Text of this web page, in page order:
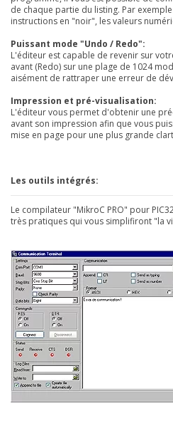
de chaque partie du listing. Par
instructions en "noir", les valeurs
Puissant mode "Undo / Redo":
L'éditeur est capable de revenir sur
avant (Redo) sur une plage de 1024
aisément de rattraper une erreur de
Impression et pré-visualisation:
L'éditeur vous permet d'obtenir une
avant son impression afin que vous
mise en page pour une plus grande
Les outils intégrés:
Le compilateur "MikroC PRO" pour
très pratiques qui vous simplifiront "la